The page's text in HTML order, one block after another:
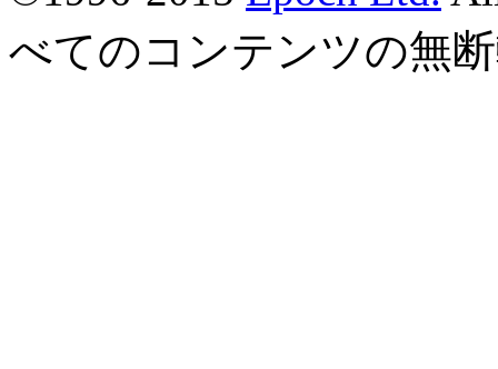
べてのコンテンツの無